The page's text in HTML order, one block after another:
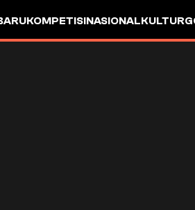
KOMPETISINASIONALKULTUR